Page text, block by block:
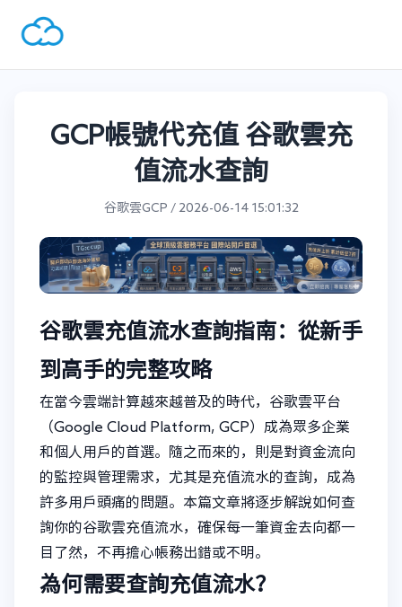
GCP帳號代充值 谷歌雲充
值流水查詢
谷歌雲GCP / 2026-06-14 15:01:32
谷歌雲充值流水查詢指南：從新手
到高手的完整攻略
在當今雲端計算越來越普及的時代，谷歌雲平台
（Google Cloud Platform, GCP）成為眾多企業
和個人用戶的首選。隨之而來的，則是對資金流向
的監控與管理需求，尤其是充值流水的查詢，成為
許多用戶頭痛的問題。本篇文章將逐步解說如何查
詢你的谷歌雲充值流水，確保每一筆資金去向都一
目了然，不再擔心帳務出錯或不明。
為何需要查詢充值流水？